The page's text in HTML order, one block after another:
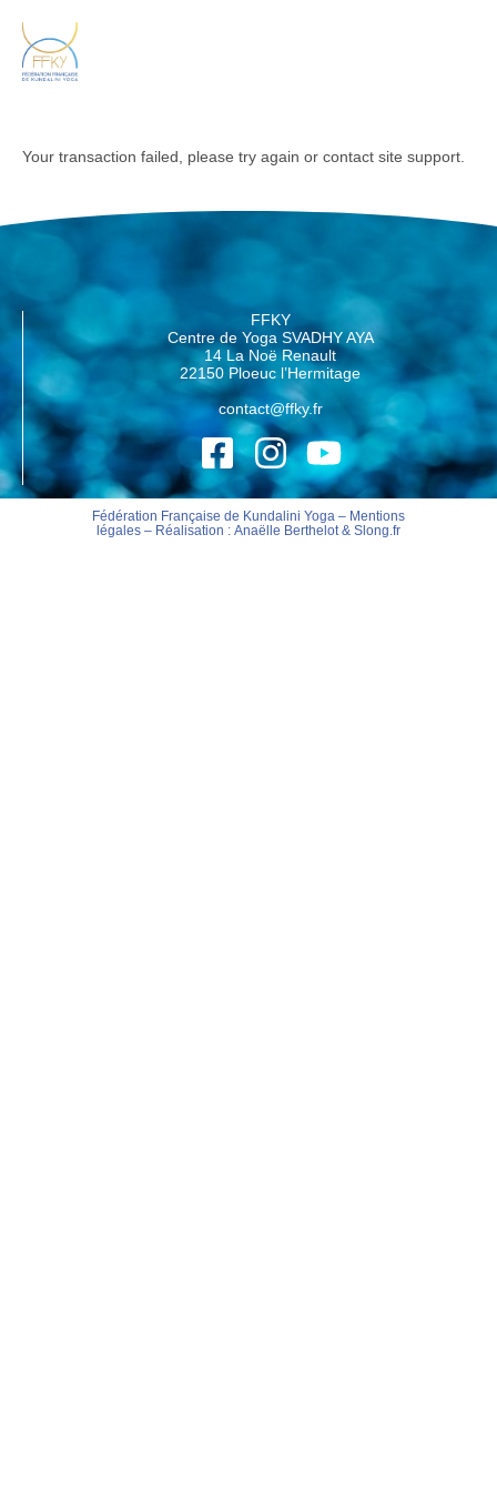
Your transaction failed, please try again or contact site support.
FFKY
Centre de Yoga SVADHY AYA
14 La Noë Renault
22150 Ploeuc l’Hermitage
contact@ffky.fr
Fédération Française de Kundalini Yoga – Mentions
légales– Réalisation : Anaëlle Berthelot& Slong.fr